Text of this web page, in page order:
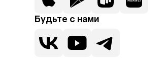
Будьте с нами